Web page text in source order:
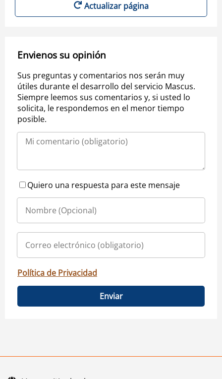
Actualizar página
Envienos su opinión
Sus preguntas y comentarios nos serán muy
útiles durante el desarrollo del servicio Mascus.
Siempre leemos sus comentarios y, si usted lo
solicita, le respondemos en el menor tiempo
posible.
Quiero una respuesta para este mensaje
Política de Privacidad
Enviar